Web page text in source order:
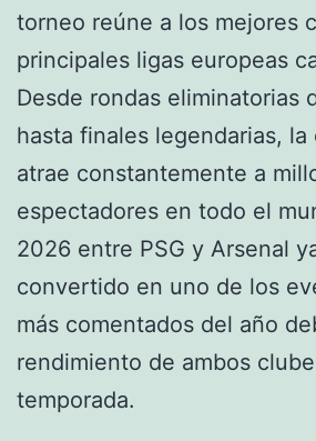
torneo reúne a los mejores
principales ligas europeas
Desde rondas eliminatorias
hasta finales legendarias,
atrae constantemente a
espectadores en todo el
2026 entre PSG y Arsenal
convertido en uno de los
más comentados del año
rendimiento de ambos
temporada.